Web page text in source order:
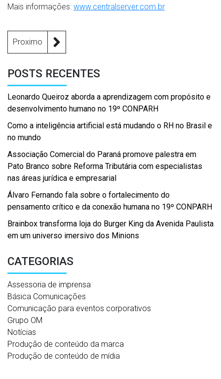
Mais informações: www.centralserver.com.br
Proximo
POSTS RECENTES
Leonardo Queiroz aborda a aprendizagem com propósito e
desenvolvimento humano no 19º CONPARH
Como a inteligência artificial está mudando o RH no Brasil e
no mundo
Associação Comercial do Paraná promove palestra em
Pato Branco sobre Reforma Tributária com especialistas
nas áreas jurídica e empresarial
Álvaro Fernando fala sobre o fortalecimento do
pensamento crítico e da conexão humana no 19º CONPARH
Brainbox transforma loja do Burger King da Avenida Paulista
em um universo imersivo dos Minions
CATEGORIAS
Assessoria de imprensa
Básica Comunicações
Comunicação para eventos corporativos
Grupo OM
Notícias
Produção de conteúdo da marca
Produção de conteúdo de mídia